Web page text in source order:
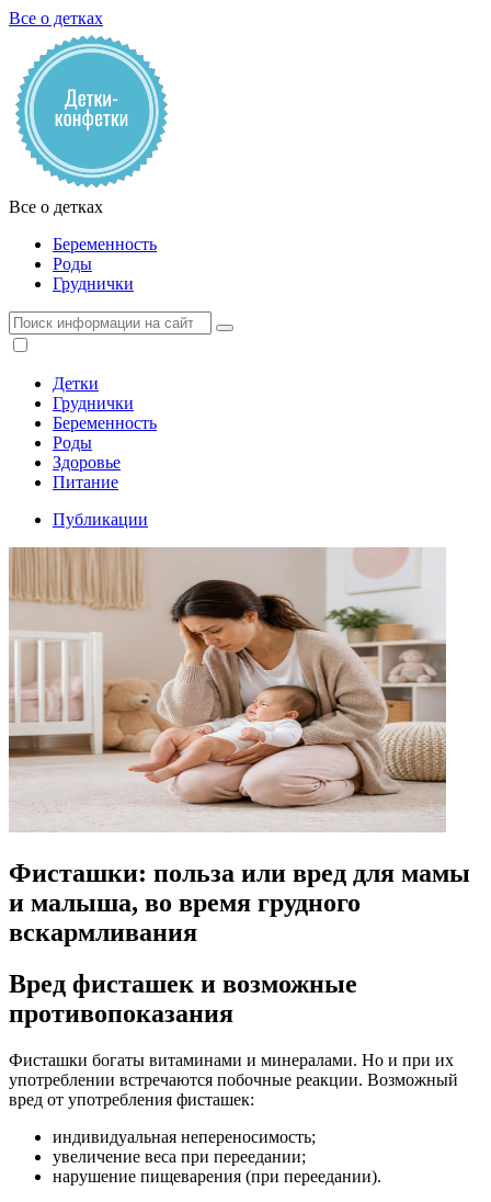
Все о детках
Все о детках
Беременность
Роды
Груднички
Детки
Груднички
Беременность
Роды
Здоровье
Питание
Публикации
Фисташки: польза или вред для мамы
и малыша, во время грудного
вскармливания
Вред фисташек и возможные
противопоказания
Фисташки богаты витаминами и минералами. Но и при их
употреблении встречаются побочные реакции. Возможный
вред от употребления фисташек:
индивидуальная непереносимость;
увеличение веса при переедании;
нарушение пищеварения (при переедании).